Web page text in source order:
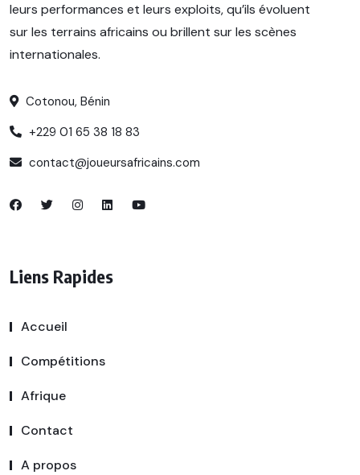
leurs performances et leurs exploits, qu’ils évoluent
sur les terrains africains ou brillent sur les scènes
internationales.
Cotonou, Bénin
+229 01 65 38 18 83
contact@joueursafricains.com
Liens Rapides
Accueil
Compétitions
Afrique
Contact
A propos